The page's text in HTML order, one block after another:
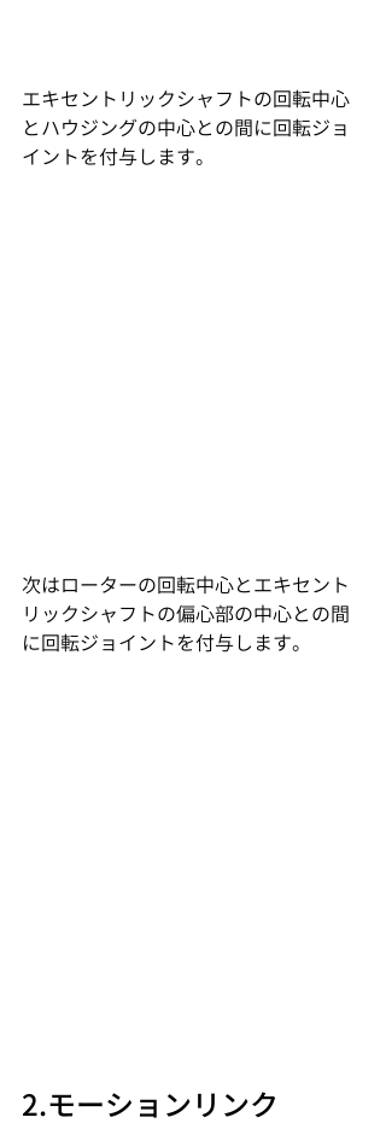
エキセントリックシャフトの回転中心
とハウジングの中心との間に回転ジョ
イントを付与します。
次はローターの回転中心とエキセント
リックシャフトの偏心部の中心との間
に回転ジョイントを付与します。
2.モーションリンク